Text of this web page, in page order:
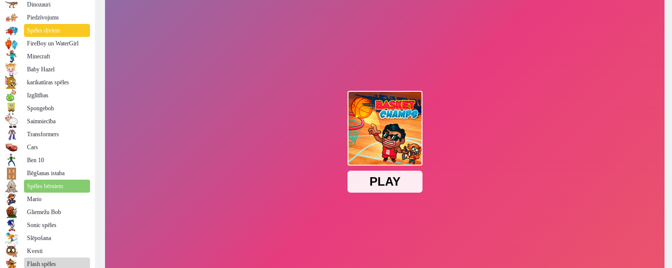
Dinozauri
Piedzīvojums
Spēles diviem
FireBoy un WaterGirl
Minecraft
Baby Hazel
karikatūras spēles
Izglītības
Spongebob
Saimniecība
Transformers
Cars
Ben 10
Bēgšanas istaba
Spēles bērniem
Mario
Gliemežu Bob
Sonic spēles
Slēpošana
Kvesti
Flash spēles